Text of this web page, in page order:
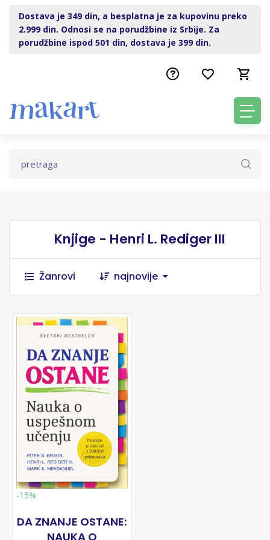
Dostava je 349 din, a besplatna je za kupovinu preko
2.999 din. Odnosi se na porudžbine iz Srbije. Za
porudžbine ispod 501 din, dostava je 399 din.
Knjige - Henri L. Rediger III
Žanrovi najnovije
-15%
DA ZNANJE OSTANE:
NAUKA O